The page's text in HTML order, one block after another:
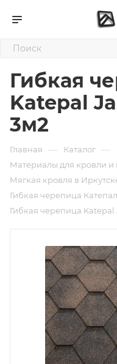
Гибкая
Katepal
3м2
Главная — Каталог —
Материалы для кровли
Мягкая кровля в
Гибкая черепица
Гибкая черепица